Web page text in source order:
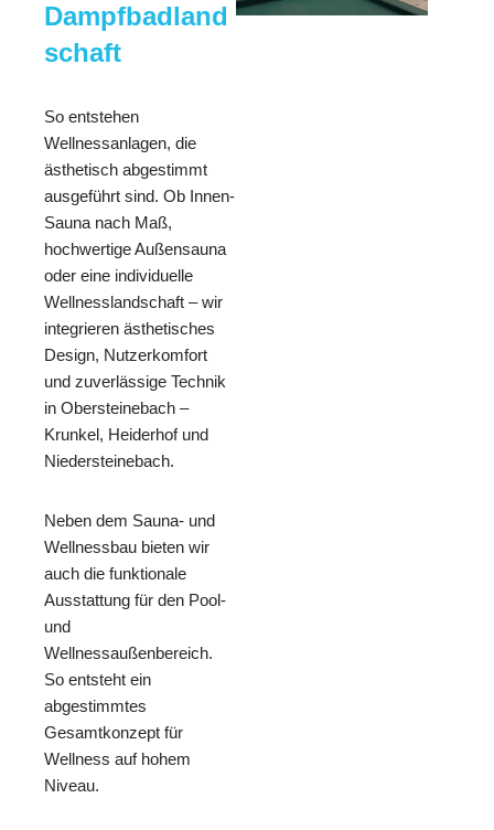
Dampfbadland
schaft
So entstehen
Wellnessanlagen, die
ästhetisch abgestimmt
ausgeführt sind. Ob Innen-
Sauna nach Maß,
hochwertige Außensauna
oder eine individuelle
Wellnesslandschaft – wir
integrieren ästhetisches
Design, Nutzerkomfort
und zuverlässige Technik
in Obersteinebach –
Krunkel, Heiderhof und
Niedersteinebach.
Neben dem Sauna- und
Wellnessbau bieten wir
auch die funktionale
Ausstattung für den Pool-
und
Wellnessaußenbereich.
So entsteht ein
abgestimmtes
Gesamtkonzept für
Wellness auf hohem
Niveau.